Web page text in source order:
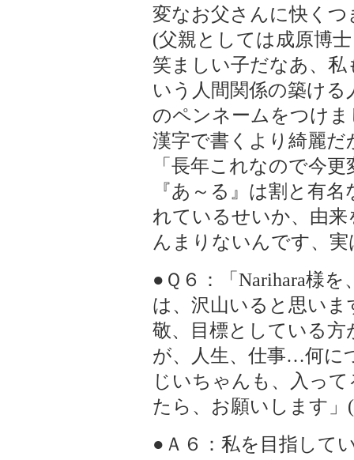
変なお父さんに快く
(父親としては成原博
笑ましい子だなあ、
いう人間関係の築け
のペンネームをつけ
漢字で書くより綺麗だ
「長年これなので今
『あ～る』は割と有
れているせいか、由
んまりないんです、実
●Ｑ６：「Narihara様
は、沢山いると思いま
敬、目標としている
が、人生、仕事…何に
じいちゃんも、入っ
たら、お願いします」
●Ａ６：私を目指して